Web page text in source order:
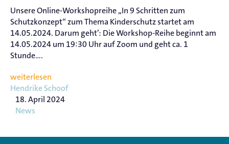
Unsere Online-Workshopreihe „In 9 Schritten zum
Schutzkonzept“ zum Thema Kinderschutz startet am
14.05.2024. Darum geht’: Die Workshop-Reihe beginnt am
14.05.2024 um 19:30 Uhr auf Zoom und geht ca. 1
Stunde....
weiterlesen
Hendrike Schoof
18. April 2024
News